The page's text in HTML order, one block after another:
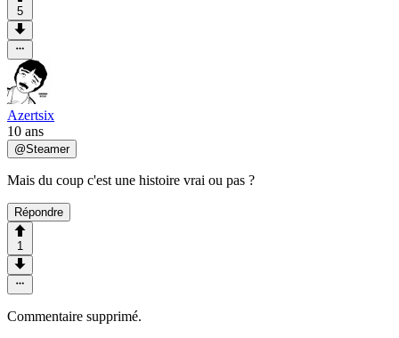
5
Azertsix
10 ans
@Steamer
Mais du coup c'est une histoire vrai ou pas ?
Répondre
1
Commentaire supprimé.